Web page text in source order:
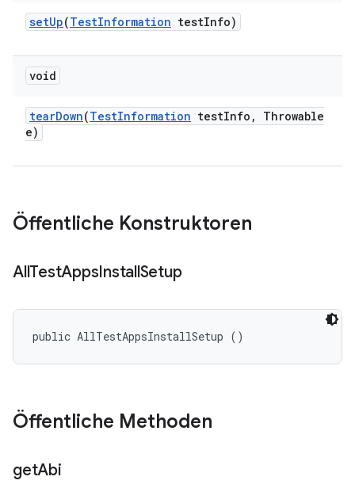
setUp(TestInformation testInfo)
void
tearDown(TestInformation testInfo ,
Throwable
e)
Öffentliche Konstruktoren
AllTestAppsInstallSetup
public AllTestAppsInstallSetup ()
Öffentliche Methoden
getAbi